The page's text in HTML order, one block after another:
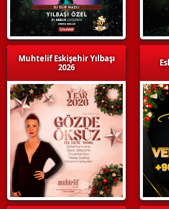
Muhtelif Eskişehir Yılbaşı
2026